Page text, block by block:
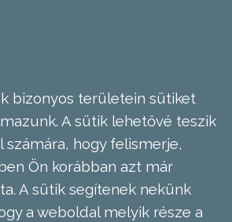
bizonyos területein sütiket
A sütik lehetővé teszik
számára, hogy felismerje,
Ön korábban azt már
A sütik segítenek nekünk
a weboldal melyik része a